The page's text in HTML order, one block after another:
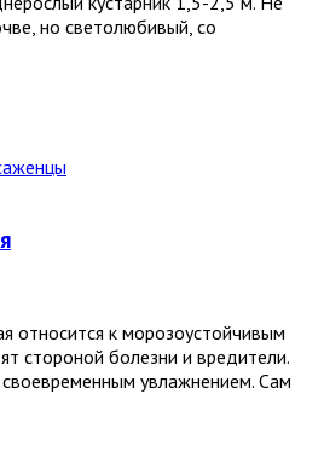
но светолюбивый, со
относится к морозоустойчивым
стороной болезни и вредители.
увлажнением. Сам